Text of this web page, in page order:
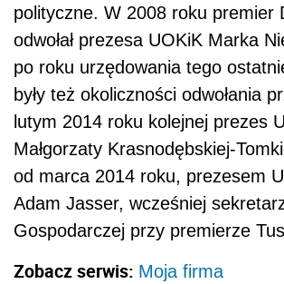
polityczne. W 2008 roku premier
odwołał prezesa UOKiK Marka
po roku urzędowania tego
były też okoliczności odwołania
lutym 2014 roku kolejnej prezes
Małgorzaty Krasnodębskiej-
od marca 2014 roku, prezesem
Adam Jasser, wcześniej
Gospodarczej przy premierze
Zobacz serwis: Moja firma